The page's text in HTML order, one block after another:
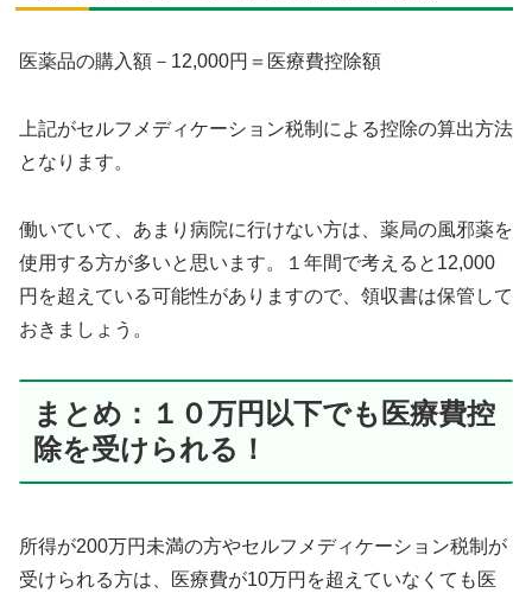
医薬品の購入額－12,000円＝医療費控除額
上記がセルフメディケーション税制による控除の算出方法
となります。
働いていて、あまり病院に行けない方は、薬局の風邪薬を
使用する方が多いと思います。１年間で考えると12,000
円を超えている可能性がありますので、領収書は保管して
おきましょう。
まとめ：１０万円以下でも医療費控
除を受けられる！
所得が200万円未満の方やセルフメディケーション税制が
受けられる方は、医療費が10万円を超えていなくても医